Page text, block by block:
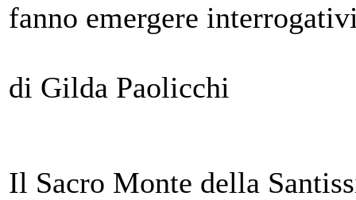
fanno emergere
di Gilda Paolicchi
Il Sacro Monte della